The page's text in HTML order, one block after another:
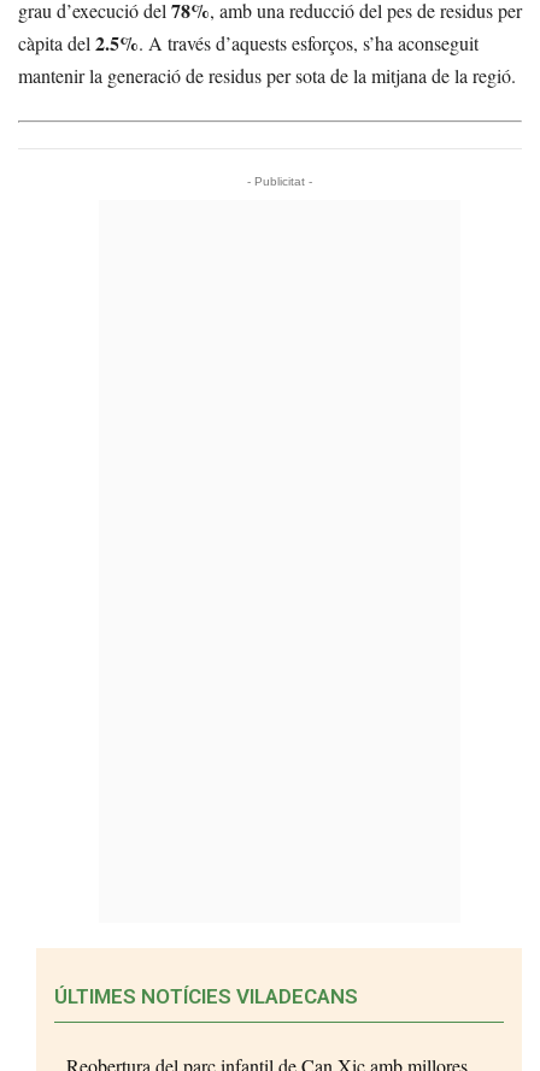
grau d’execució del 78%, amb una reducció del pes de residus per
càpita del 2.5%. A través d’aquests esforços, s’ha aconseguit
mantenir la generació de residus per sota de la mitjana de la regió.
- Publicitat -
ÚLTIMES NOTÍCIES VILADECANS
Reobertura del parc infantil de Can Xic amb millores